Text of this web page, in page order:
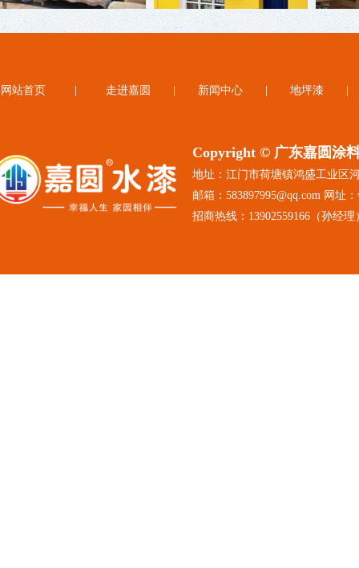
网站首页 走进嘉圆 新闻中心 地坪漆
Copyright © 广东嘉圆涂
地址：江门市荷塘镇鸿盛工业区
邮箱：583897995@qq.com 网址
招商热线：13902559166（孙经理